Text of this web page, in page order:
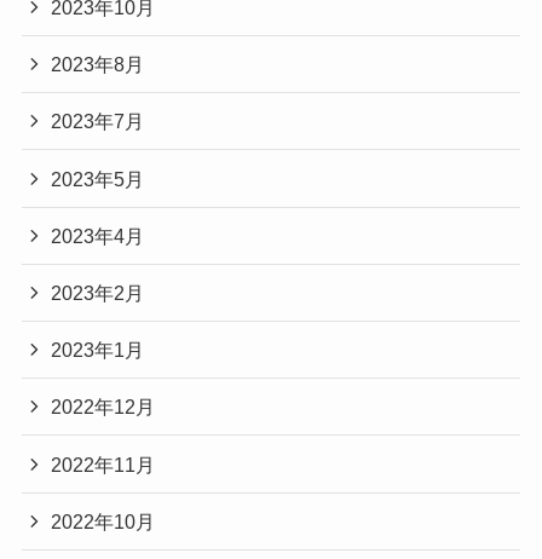
2023年10月
2023年8月
2023年7月
2023年5月
2023年4月
2023年2月
2023年1月
2022年12月
2022年11月
2022年10月